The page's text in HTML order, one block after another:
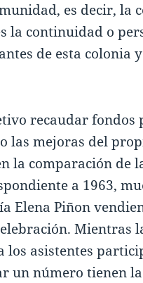
es decir, la
la continuidad o
de esta colonia
recaudar fondos
las mejoras del
la comparación de
a 1963,
Elena Piñon
Mientras
los asistentes
un número tienen